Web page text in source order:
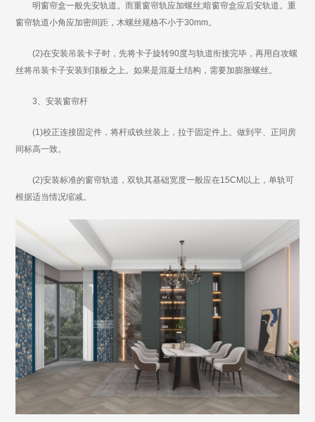
明窗帘盒一般先安轨道。而重窗帘轨应加螺丝;暗窗帘盒应后安轨道。重
窗帘轨道小角应加密间距，木螺丝规格不小于30mm。
(2)在安装吊装卡子时，先将卡子旋转90度与轨道衔接完毕，再用自攻螺
丝将吊装卡子安装到顶板之上。如果是混凝土结构，需要加膨胀螺丝。
3、安装窗帘杆
(1)校正连接固定件，将杆或铁丝装上，拉于固定件上。做到平、正同房
间标高一致。
(2)安装标准的窗帘轨道，双轨其基础宽度一般应在15CM以上，单轨可
根据适当情况缩减。